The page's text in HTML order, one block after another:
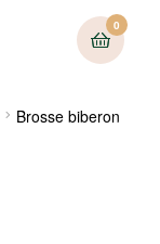
0
Brosse biberon